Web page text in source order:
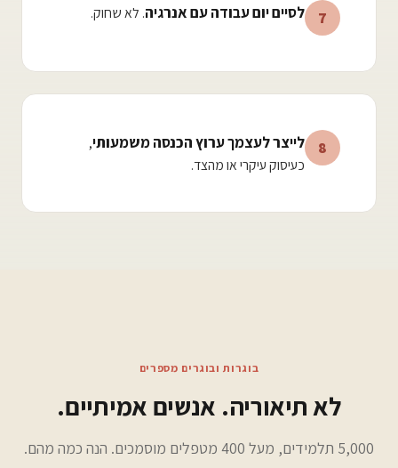
7 לסיים יום עבודה עם אנרגיה. לא שחוק.
8 לייצר לעצמך ערוץ הכנסה משמעותי,
כעיסוק עיקרי או מהצד.
בוגרות ובוגרים מספרים
לא תיאוריה. אנשים אמיתיים.
5,000 תלמידים, מעל 400 מטפלים מוסמכים. הנה כמה מהם.